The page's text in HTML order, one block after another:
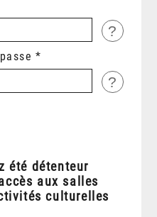
?
?
été détenteur
aux salles
culturelles